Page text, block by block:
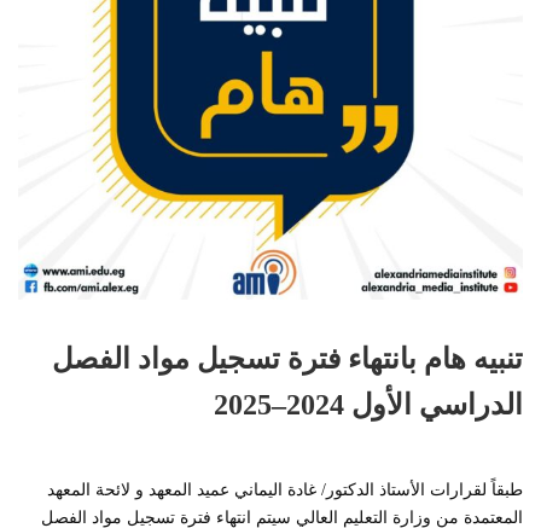
تنبيه هام بانتهاء فترة تسجيل مواد الفصل
الدراسي الأول 2024–2025
طبقاً لقرارات الأستاذ الدكتور/ غادة اليماني عميد المعهد و لائحة المعهد
المعتمدة من وزارة التعليم العالي سيتم انتهاء فترة تسجيل مواد الفصل